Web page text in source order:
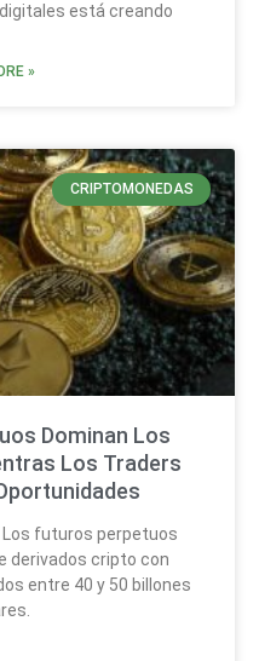
está creando
»
CRIPTOMONEDAS
Dominan Los
Los Traders
Los futuros perpetuos
derivados cripto con
entre 40 y 50 billones